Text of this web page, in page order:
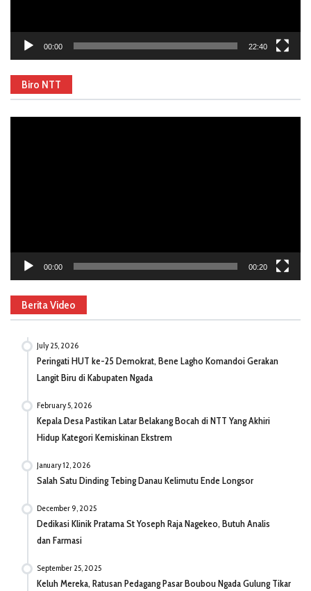
00:00 22:40
Biro NTT
00:00 00:20
Berita Video
July 25, 2026
Peringati HUT ke-25 Demokrat, Bene Lagho Komandoi Gerakan
Langit Biru di Kabupaten Ngada
February 5, 2026
Kepala Desa Pastikan Latar Belakang Bocah di NTT Yang Akhiri
Hidup Kategori Kemiskinan Ekstrem
January 12, 2026
Salah Satu Dinding Tebing Danau Kelimutu Ende Longsor
December 9, 2025
Dedikasi Klinik Pratama St Yoseph Raja Nagekeo, Butuh Analis
dan Farmasi
September 25, 2025
Keluh Mereka, Ratusan Pedagang Pasar Boubou Ngada Gulung Tikar